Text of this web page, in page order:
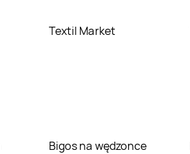
Textil Market
Bigos na wędzonce